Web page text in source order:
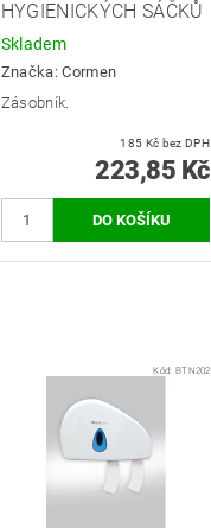
HYGIENICKÝCH SÁČKŮ
Skladem
Značka:Cormen
Zásobník.
185 Kč bez DPH
223,85 Kč
Kód: BTN202